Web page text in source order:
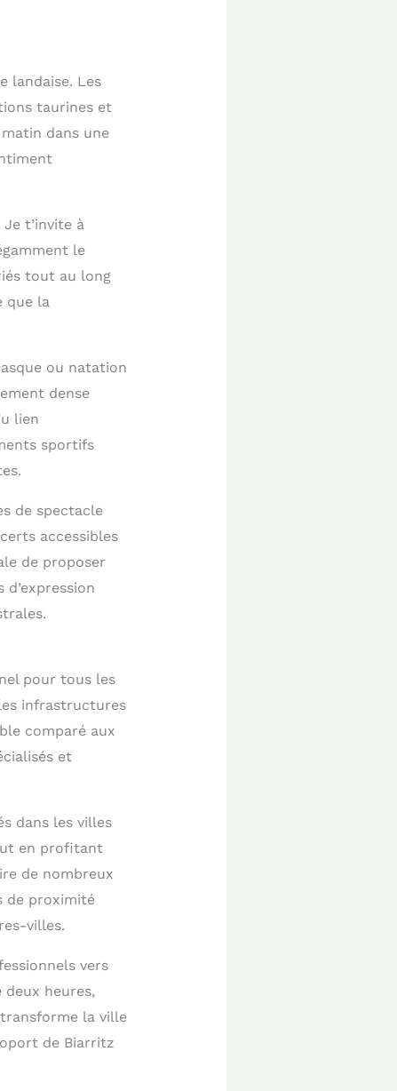
landaise. Les
taurines et
dans une
t’invite à
le
tout au long
que la
ou natation
dense
lien
sportifs
de spectacle
accessibles
de proposer
pour tous les
infrastructures
comparé aux
et
dans les villes
en profitant
de nombreux
de proximité
villes.
vers
deux heures,
la ville
de Biarritz